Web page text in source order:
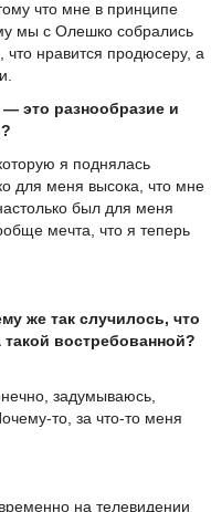
что мне в принципе
мы с Олешко собрались
что нравится продюсеру, а
это разнообразие и
я поднялась
для меня высока, что мне
был для меня
мечта, что я теперь
же так случилось, что
востребованной?
задумываюсь,
то, за что-то меня
на телевидении